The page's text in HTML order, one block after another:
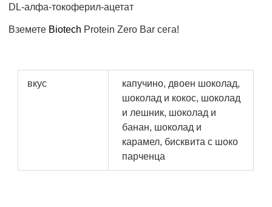
DL-алфа-токоферил-ацетат
Вземете Biotech Protein Zero Bar сега!
вкус
капучино, двоен шоколад,
шоколад и кокос, шоколад
и лешник, шоколад и
банан, шоколад и
карамел, бисквита с шоко
парченца